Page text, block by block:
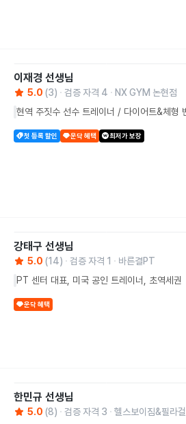
이재경 선생님
5.0 (3) 검증 자격 4
NX GYM 논현점
현역 주짓수 선수 트레이너 / 다이어트&체형
첫 등록 할인 운닥 혜택 최저가 보장
강태구 선생님
5.0 (14) 검증 자격 1
바른결PT
PT 센터 대표, 미국 공인 트레이너, 초역세권
운닥 혜택
한민규 선생님
5.0 (8) 검증 자격 3
헬스보이짐&필라